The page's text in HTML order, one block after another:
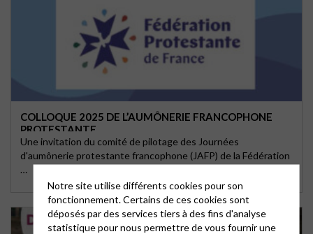
COLLOQUE 2025 DE L’AUMÔNERIE FRANCOPHONE
PROTESTANTE
Une invitation du comité de pilotage des Journées
d'aumônerie protestante francophone (JAFP) de la Fédération
…
Notre site utilise différents cookies pour son
fonctionnement. Certains de ces cookies sont
déposés par des services tiers à des fins d'analyse
statistique pour nous permettre de vous fournir une